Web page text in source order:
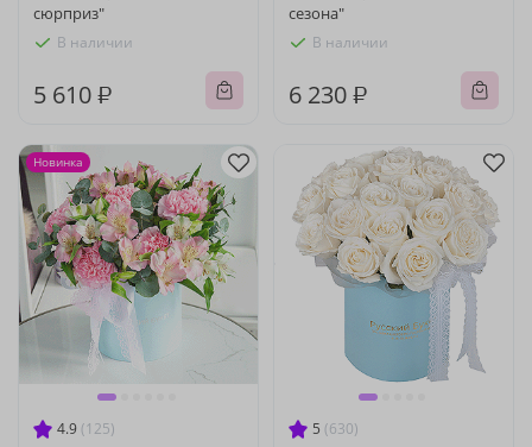
сюрприз"
В наличии
5 610 ₽
сезона"
В наличии
6 230 ₽
4.9 (125)
Новинка
5 (630)